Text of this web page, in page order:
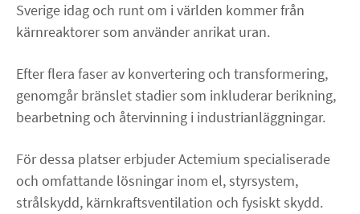
KARRIÄR
linkedinfacebookyoutubeinstagram
Sverige idag och runt om i världen kommer från
kärnreaktorer som använder anrikat uran.
Efter flera faser av konvertering och transformering,
genomgår bränslet stadier som inkluderar berikning,
bearbetning och återvinning i industrianläggningar.
För dessa platser erbjuder Actemium specialiserade
och omfattande lösningar inom el, styrsystem,
strålskydd, kärnkraftsventilation och fysiskt skydd.